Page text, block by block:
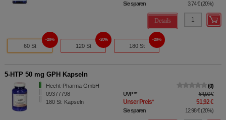
Sie sparen 3,74 €(20%)
Details
60 St
20%
120 St
20%
180 St
20%
5-HTP 50 mg GPH Kapseln
Hecht-Pharma GmbH
09377798
180 St Kapseln
0
UVP** 64,90 €
Unser Preis* 51,92 €
Sie sparen 12,98 €(20%)